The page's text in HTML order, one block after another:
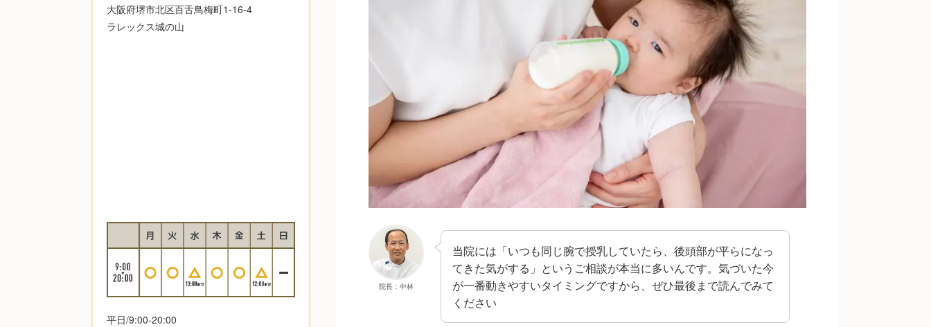
院長：中林
当院には「いつも同じ腕で授乳していたら、後頭部が平らになっ
てきた気がする」というご相談が本当に多いんです。気づいた今
が一番動きやすいタイミングですから、ぜひ最後まで読んでみて
ください
大阪府堺市北区百舌鳥梅町1-16-4
ラレックス城の山
平日/9:00-20:00